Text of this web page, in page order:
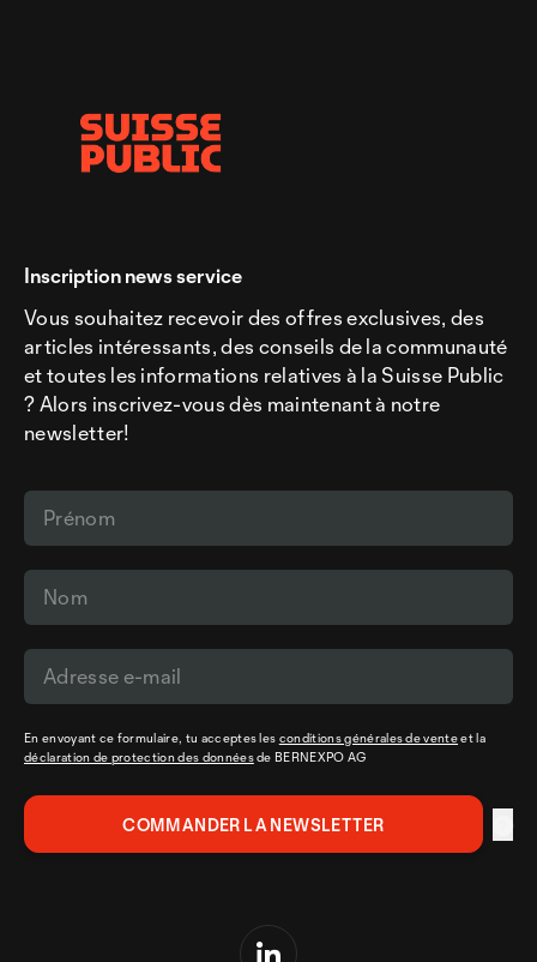
Inscription news service
Vous souhaitez recevoir des offres exclusives, des
articles intéressants, des conseils de la communauté
et toutes les informations relatives à la Suisse Public
? Alors inscrivez-vous dès maintenant à notre
newsletter!
En envoyant ce formulaire, tu acceptes les conditions générales de venteet la
déclaration de protection des donnéesde BERNEXPO AG